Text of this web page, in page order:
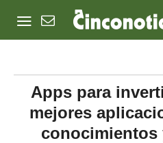
Apps para
mejores
conocimientos